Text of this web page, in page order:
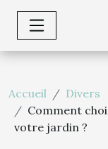
Accueil
Divers
Comment
votre jardin ?